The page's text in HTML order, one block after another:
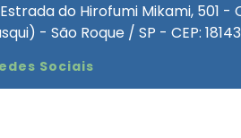
Clínica de Recuperação para
Químicos
Clinica Dependencia
para Dependentes Quimicos
Químicos Particular
Estrada do Hirofumi Mikami, 501 -
- São Roque / SP - CEP:
Sociais